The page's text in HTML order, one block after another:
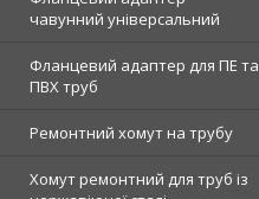
чавунний універсальний
Фланцевий адаптер для ПЕ та
ПВХ труб
Ремонтний хомут на трубу
Хомут ремонтний для труб із